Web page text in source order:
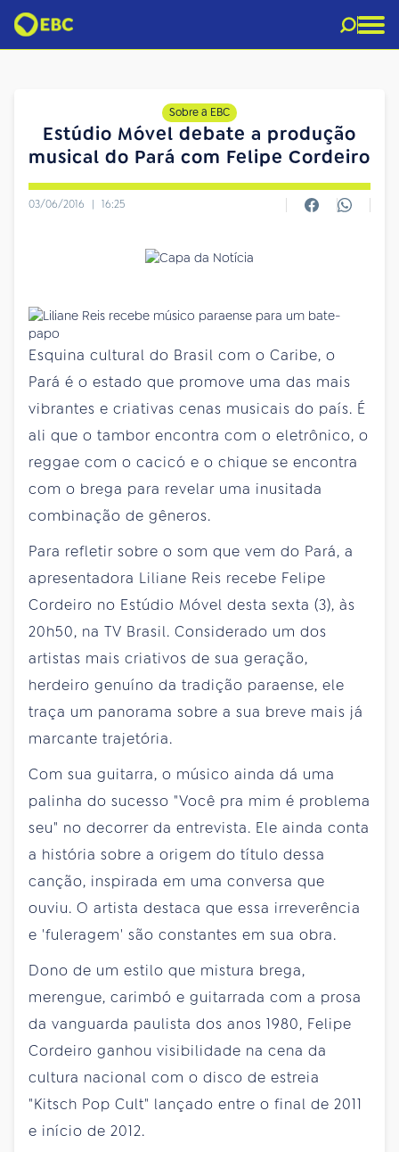
Sobre a EBC
Estúdio Móvel debate a produção
musical do Pará com Felipe Cordeiro
03/06/2016 | 16:25
Esquina cultural do Brasil com o Caribe, o
Pará é o estado que promove uma das mais
vibrantes e criativas cenas musicais do país. É
ali que o tambor encontra com o eletrônico, o
reggae com o cacicó e o chique se encontra
com o brega para revelar uma inusitada
combinação de gêneros.
Para refletir sobre o som que vem do Pará, a
apresentadora Liliane Reis recebe Felipe
Cordeiro no Estúdio Móvel desta sexta (3), às
20h50, na TV Brasil. Considerado um dos
artistas mais criativos de sua geração,
herdeiro genuíno da tradição paraense, ele
traça um panorama sobre a sua breve mais já
marcante trajetória.
Com sua guitarra, o músico ainda dá uma
palinha do sucesso "Você pra mim é problema
seu" no decorrer da entrevista. Ele ainda conta
a história sobre a origem do título dessa
canção, inspirada em uma conversa que
ouviu. O artista destaca que essa irreverência
e 'fuleragem' são constantes em sua obra.
Dono de um estilo que mistura brega,
merengue, carimbó e guitarrada com a prosa
da vanguarda paulista dos anos 1980, Felipe
Cordeiro ganhou visibilidade na cena da
cultura nacional com o disco de estreia
"Kitsch Pop Cult" lançado entre o final de 2011
e início de 2012.